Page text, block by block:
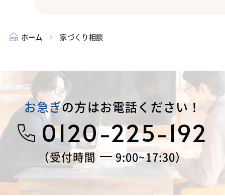
ホーム 家づくり相談
お急ぎの方はお電話ください！
0120-225-192
受付時間 9:00~17:30